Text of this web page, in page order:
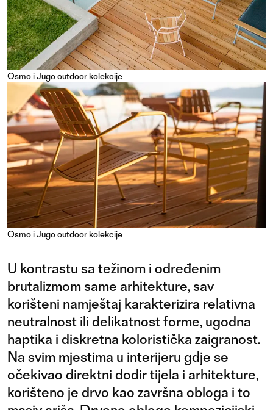
Osmo i Jugo outdoor kolekcije
Osmo i Jugo outdoor kolekcije
U kontrastu sa težinom i određenim
brutalizmom same arhitekture, sav
korišteni namještaj karakterizira relativna
neutralnost ili delikatnost forme, ugodna
haptika i diskretna koloristička zaigranost.
Na svim mjestima u interijeru gdje se
očekivao direktni dodir tijela i arhitekture,
korišteno je drvo kao završna obloga i to